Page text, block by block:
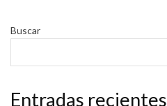
Buscar
Entradas recientes